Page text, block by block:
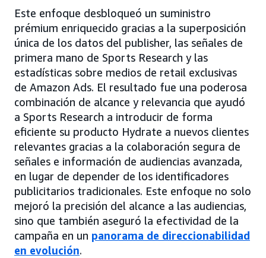
Este enfoque desbloqueó un suministro
prémium enriquecido gracias a la superposición
única de los datos del publisher, las señales de
primera mano de Sports Research y las
estadísticas sobre medios de retail exclusivas
de Amazon Ads. El resultado fue una poderosa
combinación de alcance y relevancia que ayudó
a Sports Research a introducir de forma
eficiente su producto Hydrate a nuevos clientes
relevantes gracias a la colaboración segura de
señales e información de audiencias avanzada,
en lugar de depender de los identificadores
publicitarios tradicionales. Este enfoque no solo
mejoró la precisión del alcance a las audiencias,
sino que también aseguró la efectividad de la
campaña en un panorama de direccionabilidad
en evolución.